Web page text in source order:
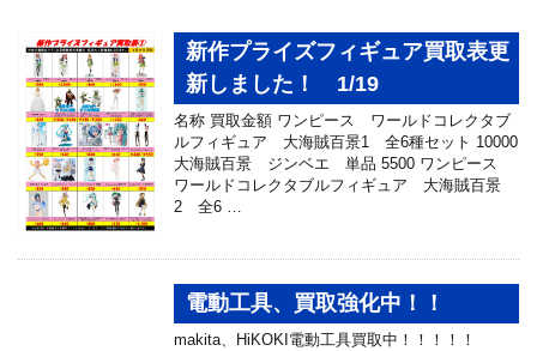
新作プライズフィギュア買取表更
新しました！ 1/19
名称 買取金額 ワンピース ワールドコレクタブ
ルフィギュア 大海賊百景1 全6種セット 10000
大海賊百景 ジンベエ 単品 5500 ワンピース
ワールドコレクタブルフィギュア 大海賊百景
2 全6 …
電動工具、買取強化中！！
makita、HiKOKI電動工具買取中！！！！！